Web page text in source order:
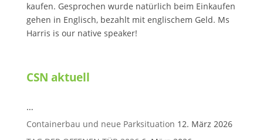
kaufen. Gesprochen wurde natürlich beim Einkaufen
gehen in Englisch, bezahlt mit englischem Geld. Ms
Harris is our native speaker!
CSN aktuell
…
Containerbau und neue Parksituation 12. März 2026